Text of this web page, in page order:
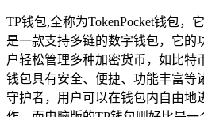
TP钱包,全称为TokenPocket钱包，
是一款支持多链的数字钱包，它的
户轻松管理多种加密货币，如比特
钱包具有安全、便捷、功能丰富等
守护者，用户可以在钱包内自由地